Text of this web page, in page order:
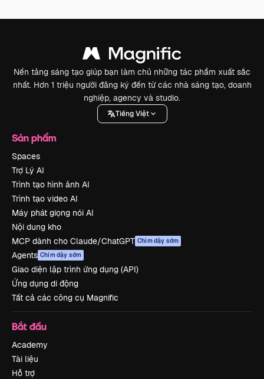
Nền tảng sáng tạo giúp bạn làm chủ những tác phẩm xuất sắc
nhất. Hơn 1 triệu người đăng ký đến từ các nhà sáng tạo, doanh
nghiệp, agency và studio.
Tiếng Việt
Sản phẩm
Spaces
Trợ Lý AI
Trình tạo hình ảnh AI
Trình tạo video AI
Máy phát giọng nói AI
Nội dung kho
MCP dành cho Claude/ChatGPT Chim dậy sớm
Agents Chim dậy sớm
Giao diện lập trình ứng dụng (API)
Ứng dụng di động
Tất cả các công cụ Magnific
Bắt đầu
Academy
Tài liệu
Hỗ trợ